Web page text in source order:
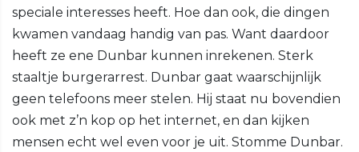
speciale interesses heeft. Hoe dan ook, die dingen
kwamen vandaag handig van pas. Want daardoor
heeft ze ene Dunbar kunnen inrekenen. Sterk
staaltje burgerarrest. Dunbar gaat waarschijnlijk
geen telefoons meer stelen. Hij staat nu bovendien
ook met z’n kop op het internet, en dan kijken
mensen echt wel even voor je uit. Stomme Dunbar.